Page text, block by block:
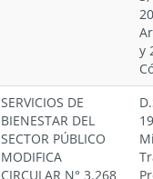
y
SERVICIOS DE
BIENESTAR DEL
SECTOR PÚBLICO
MODIFICA
CIRCULAR N° 3.268